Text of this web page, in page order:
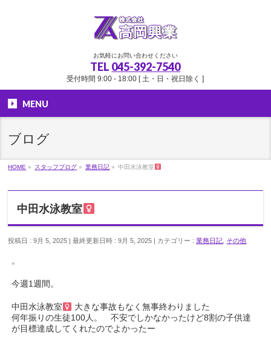
お気軽にお問い合わせください
TEL 045-392-7540
受付時間 9:00 - 18:00 [ 土・日・祝日除く ]
MENU
ブログ
HOME » スタッフブログ » 業務日記 » 中田水泳教室‍
中田水泳教室‍
投稿日 : 9月 5, 2025 最終更新日時 : 9月 5, 2025 カテゴリー :業務日記 その他
。
今週1週間。
中田水泳教室‍
大きな事故もなく無事終わりました
何年振りの生徒100人。 不安でしかなかったけど8割の子供達
が目標達成してくれたのでよかったー